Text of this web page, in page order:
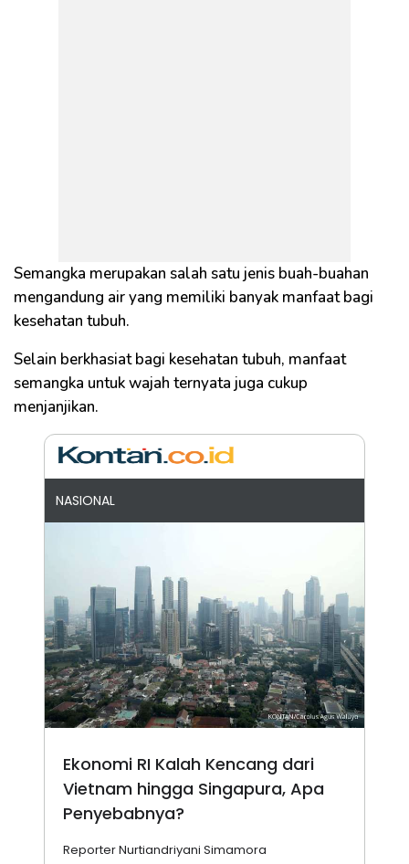
Semangka merupakan salah satu jenis buah-buahan
mengandung air yang memiliki banyak manfaat bagi
kesehatan tubuh.
Selain berkhasiat bagi kesehatan tubuh, manfaat
semangka untuk wajah ternyata juga cukup
menjanjikan.
NASIONAL
Ekonomi RI Kalah Kencang dari
Vietnam hingga Singapura, Apa
Penyebabnya?
Reporter Nurtiandriyani Simamora